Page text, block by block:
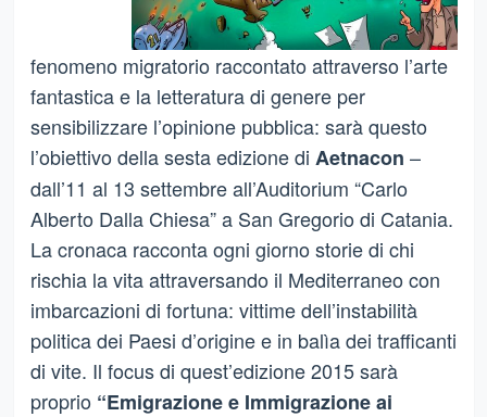
fenomeno migratorio raccontato attraverso l’arte
fantastica e la letteratura di genere per
sensibilizzare l’opinione pubblica: sarà questo
l’obiettivo della sesta edizione di Aetnacon –
dall’11 al 13 settembre all’Auditorium “Carlo
Alberto Dalla Chiesa” a San Gregorio di Catania.
La cronaca racconta ogni giorno storie di chi
rischia la vita attraversando il Mediterraneo con
imbarcazioni di fortuna: vittime dell’instabilità
politica dei Paesi d’origine e in balìa dei trafficanti
di vite. Il focus di quest’edizione 2015 sarà
proprio “Emigrazione e Immigrazione ai